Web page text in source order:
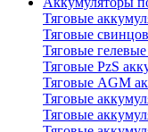
Тяговые
Тяговые
Тяговые
Тяговые PzS
Тяговые AGM
Тяговые
Тяговые